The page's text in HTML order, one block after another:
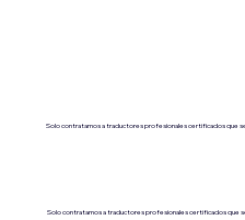
Solo contratamos a traductores profesionales certificados que
Solo contratamos a traductores profesionales certificados que